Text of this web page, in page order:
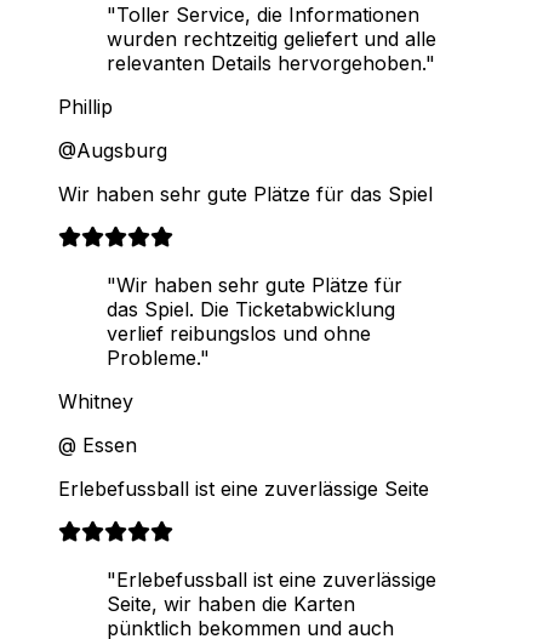
"Toller Service, die Informationen
wurden rechtzeitig geliefert und alle
relevanten Details hervorgehoben."
Phillip
@Augsburg
Wir haben sehr gute Plätze für das Spiel
"Wir haben sehr gute Plätze für
das Spiel. Die Ticketabwicklung
verlief reibungslos und ohne
Probleme."
Whitney
@ Essen
Erlebefussball ist eine zuverlässige Seite
"Erlebefussball ist eine zuverlässige
Seite, wir haben die Karten
pünktlich bekommen und auch